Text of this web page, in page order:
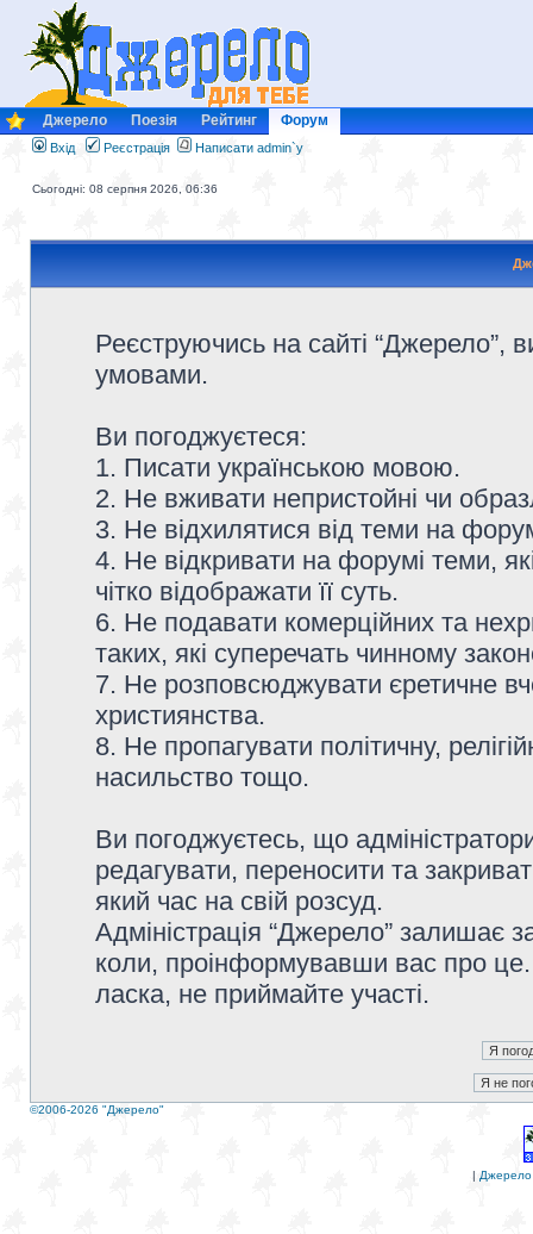
Джерело Поезія Рейтинг Форум
Вхід Реєстрація Написати admin`у
Сьогодні: 08 серпня 2026, 06:36
Реєструючись на сайті “Джерело”,
умовами.
Ви погоджуєтеся:
1. Писати українською мовою.
2. Не вживати непристойні чи
3. Не відхилятися від теми на
4. Не відкривати на форумі теми,
чітко відображати її суть.
6. Не подавати комерційних та
таких, які суперечать чинному
7. Не розповсюджувати єретичне
християнства.
8. Не пропагувати політичну,
насильство тощо.
Ви погоджуєтесь, що
редагувати, переносити та
який час на свій розсуд.
Адміністрація “Джерело” залишає
коли, проінформувавши вас про
ласка, не приймайте участі.
©2006-2026 "Джерело"
| Джерело